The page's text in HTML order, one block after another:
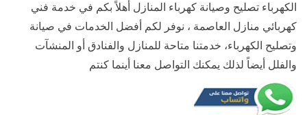
الكهرباء تصليح وصيانة كهرباء المنازل أهلاً بكم في خدمة فني
كهربائي منازل العاصمة ، نوفر لكم أفضل الخدمات في صيانة
وتصليح الكهرباء، خدمتنا متاحة للمنازل والفنادق أو المنشآت
والفلل أيضاً لذلك يمكنك التواصل معنا أينما كنتم